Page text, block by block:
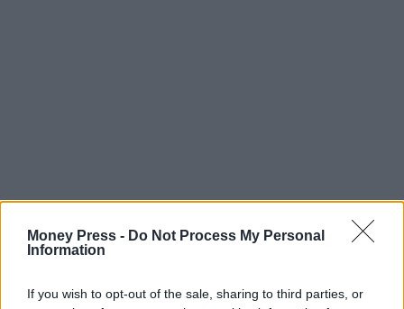
Money Press - Do Not Process My Personal
Information
If you wish to opt-out of the sale, sharing to third parties, or